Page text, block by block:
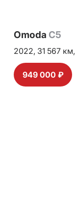
Omoda C5
2022, 31 567 км,
949 000 ₽